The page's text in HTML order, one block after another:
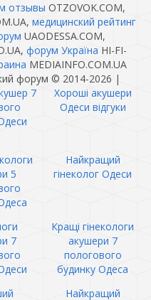
отзывы OTZOVOK.COM,
медицинский рейтинг
UAODESSA.COM,
форум Україна HI-FI-
MEDIAINFO.COM.UA
форум © 2014-2026 |
7
Хороші акушери
Одеси відгуки
5
Найкращий
гінеколог Одеси
7
Кращі гінекологи
акушери 7
пологового
будинку Одеса
Найкращий